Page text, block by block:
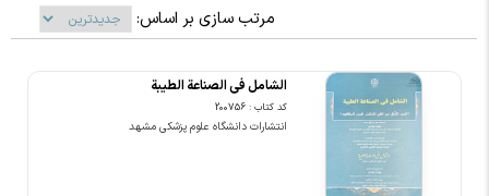
مرتب سازی بر اساس:
الشامل فی الصناعة الطیبة
کد کتاب : 200756
انتشارات دانشگاه علوم پزشکی مشهد